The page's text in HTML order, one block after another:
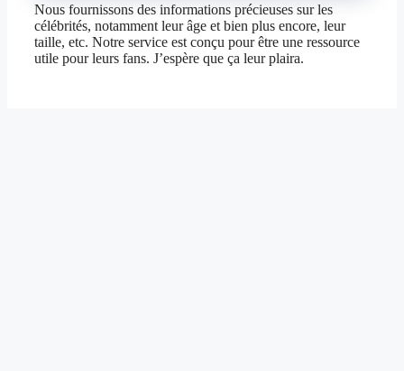
Nous fournissons des informations précieuses sur les
célébrités, notamment leur âge et bien plus encore, leur
taille, etc. Notre service est conçu pour être une ressource
utile pour leurs fans. J’espère que ça leur plaira.